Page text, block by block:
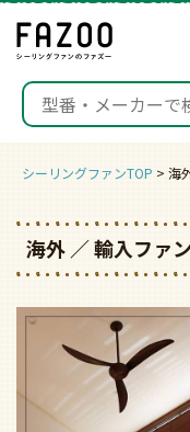
シーリングファンTOP 海
海外 ／ 輸入ファ